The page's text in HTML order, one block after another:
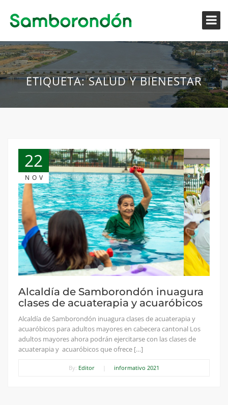
ETIQUETA:SALUD Y BIENESTAR
22
NOV
Alcaldía de Samborondón inuagura
clases de acuaterapia y acuaróbicos
Alcaldía de Samborondón inuagura clases de acuaterapia y
acuaróbicos para adultos mayores en cabecera cantonal Los
adultos mayores ahora podrán ejercitarse con las clases de
acuaterapia y acuaróbicos que ofrece […]
By: Editor informativo 2021